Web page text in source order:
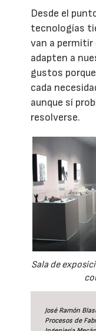
Desde el
tecnologías
van a permitir
adapten a
gustos
cada
aunque sí
resolverse.
Sala de
José Ramón
Procesos de